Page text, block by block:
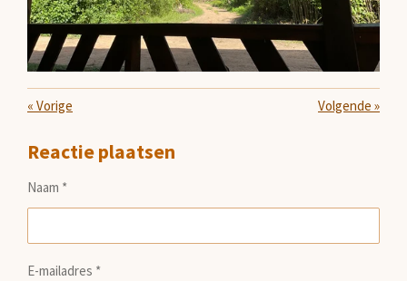
« Vorige Volgende »
Reactie plaatsen
Naam *
E-mailadres *